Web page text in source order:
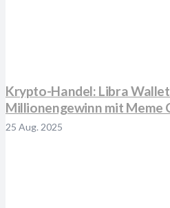
Krypto-Handel: Libra
Millionengewinn mit Meme
25 Aug. 2025